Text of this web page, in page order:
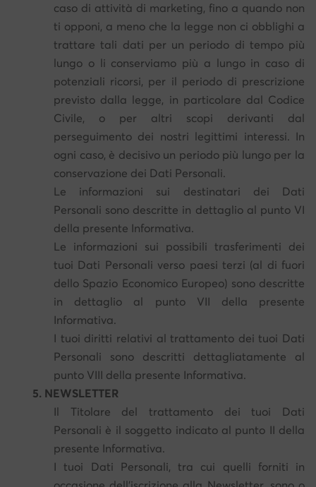
caso di attività di marketing, fino a quando non
ti opponi, a meno che la legge non ci obblighi a
trattare tali dati per un periodo di tempo più
lungo o li conserviamo più a lungo in caso di
potenziali ricorsi, per il periodo di prescrizione
previsto dalla legge, in particolare dal Codice
Civile, o per altri scopi derivanti dal
perseguimento dei nostri legittimi interessi. In
ogni caso, è decisivo un periodo più lungo per la
conservazione dei Dati Personali.
Le informazioni sui destinatari dei Dati
Personali sono descritte in dettaglio al punto VI
della presente Informativa.
Le informazioni sui possibili trasferimenti dei
tuoi Dati Personali verso paesi terzi (al di fuori
dello Spazio Economico Europeo) sono descritte
in dettaglio al punto VII della presente
Informativa.
I tuoi diritti relativi al trattamento dei tuoi Dati
Personali sono descritti dettagliatamente al
punto VIII della presente Informativa.
5. NEWSLETTER
Il Titolare del trattamento dei tuoi Dati
Personali è il soggetto indicato al punto II della
presente Informativa.
I tuoi Dati Personali, tra cui quelli forniti in